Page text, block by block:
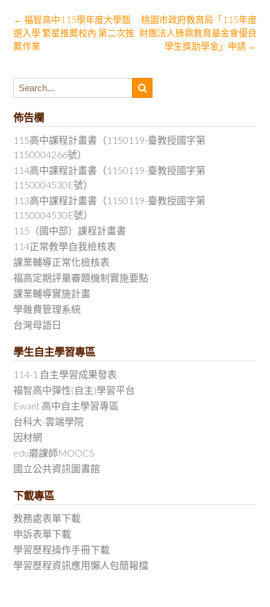
Post
navigation
桃園市政府教育局「115年度
財團法人臻鼎教育基金會優良
學生獎助學金」申請 →
← 福智高中115學年度大學甄
選入學 繁星推薦校內 第二次推
薦作業
佈告欄
115高中課程計畫書（1150119-臺教授國字第
1150004266號）
114高中課程計畫書（1150119-臺教授國字第
1150004530E號）
113高中課程計畫書（1150119-臺教授國字第
1150004530E號）
115（國中部）課程計畫書
114正常教學自我檢核表
課業輔導正常化檢核表
福高定期評量審題機制實施要點
課業輔導實施計畫
學雜費管理系統
台灣母語日
學生自主學習專區
114-1 自主學習成果發表
福智高中彈性(自主)學習平台
Ewant 高中自主學習專區
台科大-雲端學院
因材網
edu磨課師MOOCS
國立公共資訊圖書館
下載專區
教務處表單下載
申訴表單下載
學習歷程操作手冊下載
學習歷程資訊應用懶人包簡報檔